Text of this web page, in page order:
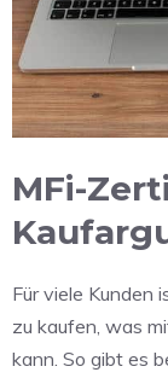
MFi-
Für viele Kunden
zu kaufen, was
kann. So gibt es